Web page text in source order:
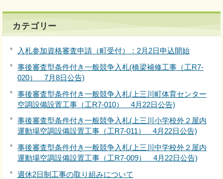
カテゴリー
入札参加資格審査申請（町受付）：2月2日申込開始
事後審査型条件付き一般競争入札(橋梁補修工事（工R7-
020） 7月8日公告)
事後審査型条件付き一般競争入札(上三川町体育センター
空調設備設置工事（工R7-010） 4月22日公告)
事後審査型条件付き一般競争入札(上三川小学校外２屋内
運動場空調設備設置工事（工R7-011） 4月22日公告)
事後審査型条件付き一般競争入札(上三川中学校外２屋内
運動場空調設備設置工事（工R7-009） 4月22日公告)
週休2日制工事の取り組みについて